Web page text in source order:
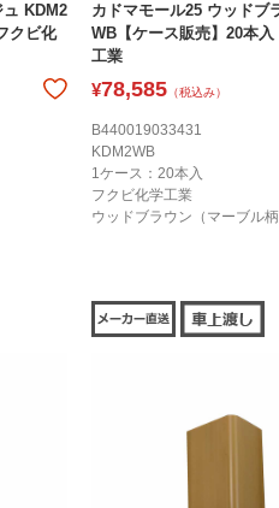
ュ KDM2
クビ化
カドマモール25 ウッドブ
WB【ケース販売】20本
工業
¥78,585 （税込み）
B440019033431
KDM2WB
1ケース：20本入
フクビ化学工業
ウッドブラウン（マーブル柄